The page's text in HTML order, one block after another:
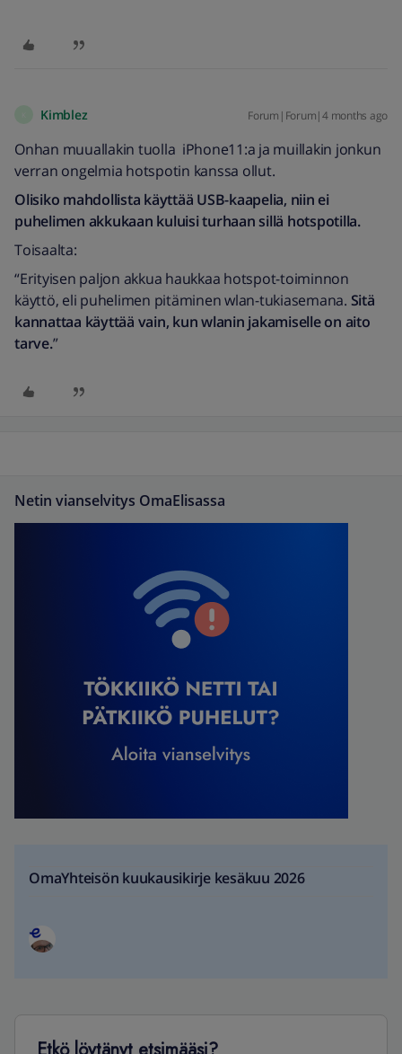
Kimblez Forum|Forum|4 months ago
Onhan muuallakin tuolla iPhone11:a ja muillakin jonkun
verran ongelmia hotspotin kanssa ollut.
Olisiko mahdollista käyttää USB-kaapelia, niin ei
puhelimen akkukaan kuluisi turhaan sillä hotspotilla.
Toisaalta:
“Erityisen paljon akkua haukkaa hotspot-toiminnon
käyttö, eli puhelimen pitäminen wlan-tukiasemana. Sitä
kannattaa käyttää vain, kun wlanin jakamiselle on aito
tarve.”
Netin vianselvitys OmaElisassa
OmaYhteisön kuukausikirje kesäkuu 2026